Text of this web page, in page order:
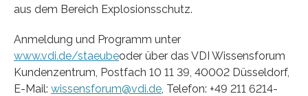
aus dem Bereich Explosionsschutz.
Anmeldung und Programm unter
www.vdi.de/staeubeoder über das VDI Wissensforum
Kundenzentrum, Postfach 10 11 39, 40002 Düsseldorf,
E-Mail: wissensforum@vdi.de , Telefon: +49 211 6214-